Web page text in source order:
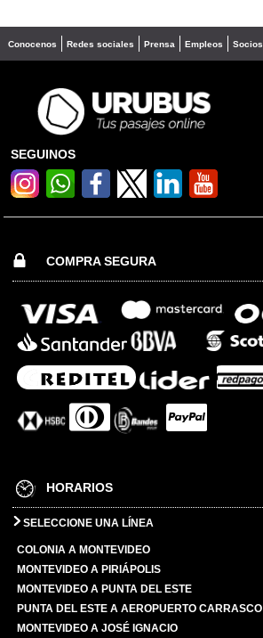
Conocenos Redes sociales Prensa Empleos Socios
SEGUINOS
COMPRA SEGURA
HORARIOS
SELECCIONE UNA LÍNEA
COLONIA A MONTEVIDEO
MONTEVIDEO A PIRIÁPOLIS
MONTEVIDEO A PUNTA DEL ESTE
PUNTA DEL ESTE A AEROPUERTO CARRASCO
MONTEVIDEO A JOSÉ IGNACIO